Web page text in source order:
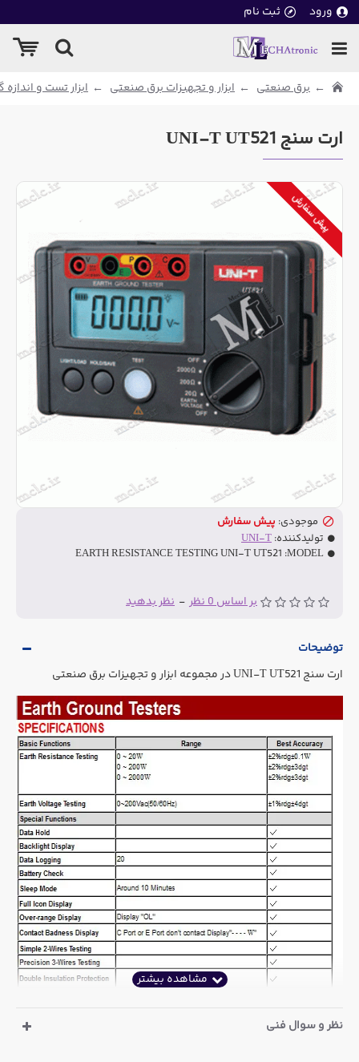
ورود ثبت نام
برق صنعتی ابزار و تجهیزات برق صنعتی ابزار تست و
ارت سنج UNI-T UT521
پیش سفارش
بر اساس 0 نظر - نظر بدهید
موجودی: پیش سفارش
تولیدکننده: UNI-T
MODEL:
EARTH RESISTANCE TESTING UNI-T UT521
توضیحات
ارت سنج UNI-T UT521 در مجموعه ابزار و تجهیزات برق صنعتی
نظر و سوال فنی